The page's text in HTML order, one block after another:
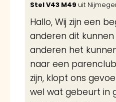
Stel V43 M49 uit
Hallo, Wij zijn een
anderen dit
anderen het
naar een
zijn, klopt ons
wel wat gebeurt in